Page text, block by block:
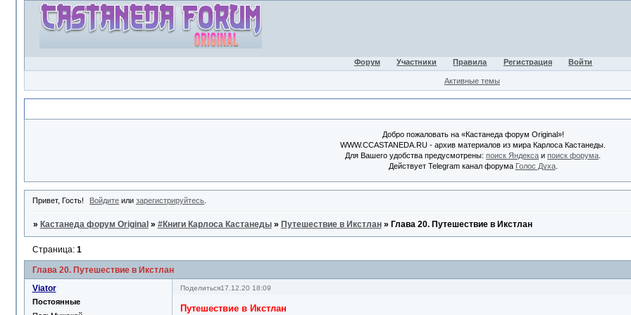
Форум Участники Правила Регистрация Войти
Активные темы
Добро пожаловать на «Кастанеда форум Original»!
WWW.CCASTANEDA.RU - архив материалов из мира Карлоса Кастанеды.
Для Вашего удобства предусмотрены:поиск Яндекса ипоиск форума
Действует Telegram канал форума Голос Духа.
Привет, Гость! Войдите илизарегистрируйтесь
» Кастанеда форум Original » #Книги Карлоса Кастанеды » Путешествие в Икстлан » Глава 20. Путешествие в Икстлан
Глава 20. Путешествие в Икстлан
Страница: 1
Поделиться17.12.20 18:09
Viator
Постоянные
Путешествие в Икстлан